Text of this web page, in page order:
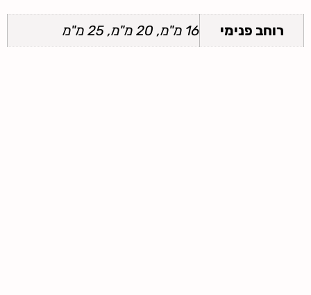
רוחב פנימי 16 מ"מ, 20 מ"מ, 25 מ"מ